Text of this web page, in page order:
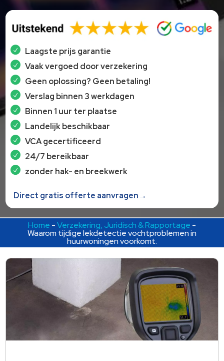
Laagste prijs garantie
Vaak vergoed door verzekering
Geen oplossing? Geen betaling!
Verslag binnen 3 werkdagen
Binnen 1 uur ter plaatse
Landelijk beschikbaar
VCA gecertificeerd
24/7 bereikbaar
zonder hak- en breekwerk
Direct gratis offerte aanvragen→
Home -Verzekering, Juridisch & Rapportage -
Waarom tijdige lekdetectie vochtproblemen in
huurwoningen voorkomt.